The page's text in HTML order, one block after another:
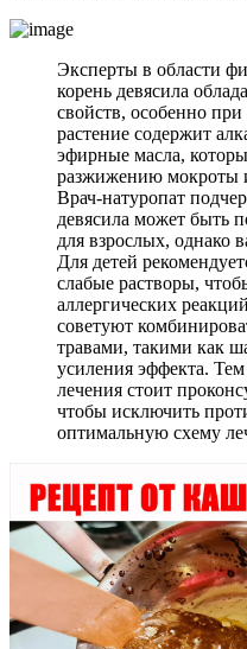
Эксперты в области
корень девясила
свойств, особенно
растение содержит
эфирные масла,
разжижению мокроты
Врач-натуропат
девясила может быть
для взрослых, однако
Для детей
слабые растворы,
аллергических
советуют
травами, такими как
усиления эффекта.
лечения стоит
чтобы исключить
оптимальную схему